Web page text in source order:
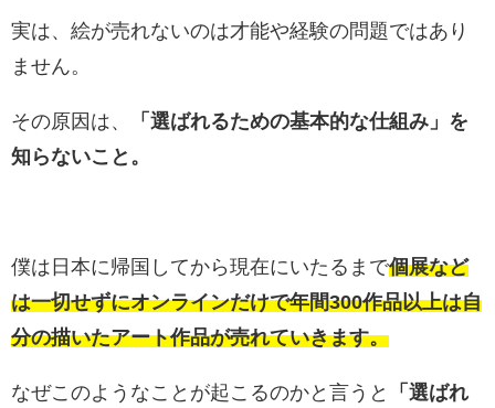
実は、絵が売れないのは才能や経験の問題ではあり
ません。
その原因は、
「選ばれるための基本的な仕組み」を
知らないこと。
僕は日本に帰国してから現在にいたるまで個展など
は一切せずにオンラインだけで年間300作品以上は自
分の描いたアート作品が売れていきます。
なぜこのようなことが起こるのかと言うと
「選ばれ